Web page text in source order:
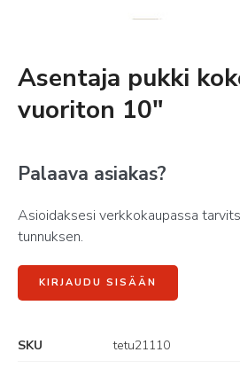
Asentaja pukki
vuoriton 10″
Palaava asiakas?
Asioidaksesi verkkokaupassa
tunnuksen.
KIRJAUDU SISÄÄN
SKU
tetu21110